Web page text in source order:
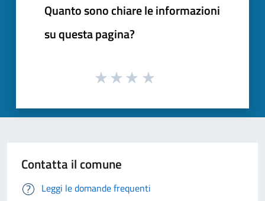
Quanto sono chiare le informazioni
su questa pagina?
Contatta il comune
Leggi le domande frequenti